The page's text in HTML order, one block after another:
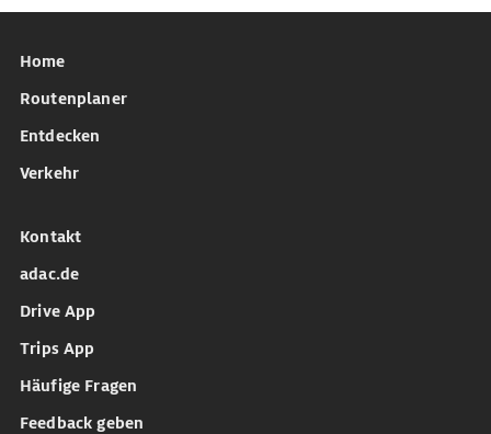
Home
Routenplaner
Entdecken
Verkehr
Kontakt
adac.de
Drive App
Trips App
Häufige Fragen
Feedback geben